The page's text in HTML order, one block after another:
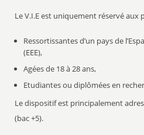
Le V.I.E est uniquement réservé aux
Ressortissantes d’un pays de
(EEE),
Agées de 18 à 28 ans,
Etudiantes ou diplômées en
Le dispositif est principalement
(bac +5).